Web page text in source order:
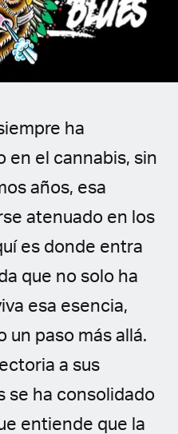
ha
en el cannabis, sin
años, esa
atenuado en los
es donde entra
que no solo ha
esa esencia,
un paso más allá.
a sus
se ha consolidado
entiende que la